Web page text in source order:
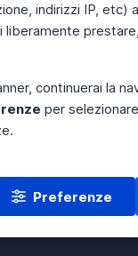
indirizzi IP, etc)
liberamente
continuerai la
per
Preferenze